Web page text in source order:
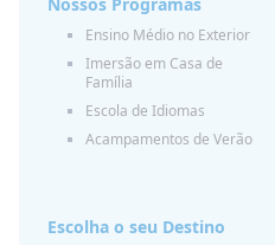
Ensino Médio no Exterior
Imersão em Casa de
Família
Escola de Idiomas
Acampamentos de Verão
Escolha o seu Destino